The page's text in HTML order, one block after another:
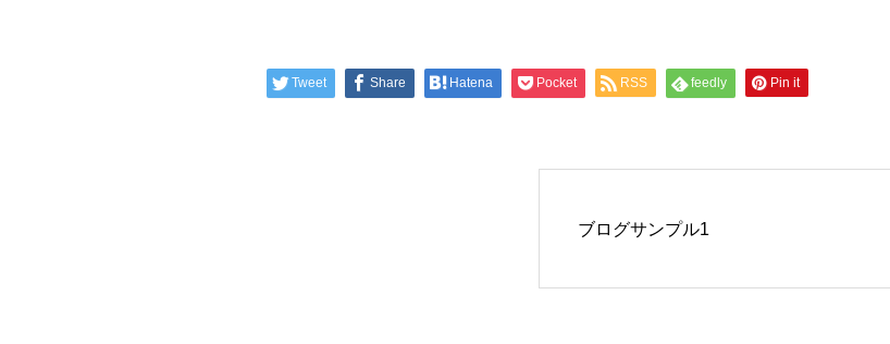
Tweet Share Hatena Pocket RSS feedly Pin it
ブログサンプル1